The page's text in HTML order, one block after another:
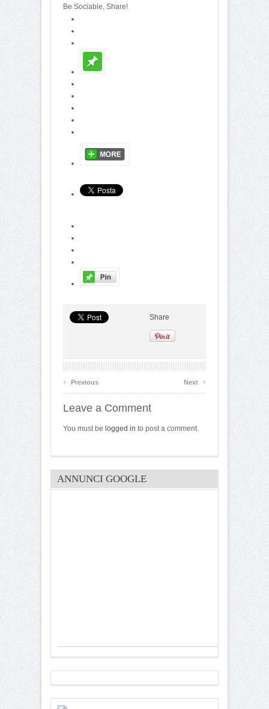
Be Sociable, Share!
Share
‹ Previous Next ›
Leave a Comment
You must be logged in to post a comment.
ANNUNCI GOOGLE